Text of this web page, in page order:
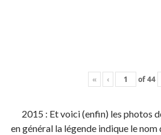
« ‹ of44
2015 : Et voici (enfin) les photos
en général la légende indique le nom